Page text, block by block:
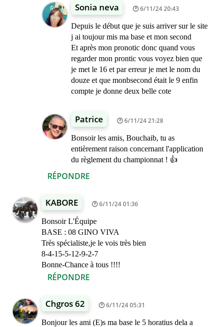
RÉPONDRE
Sonia neva 6/11/24 20:43
Depuis le début que je suis arriver sur le site
j ai toujour mis ma base et mon second
Et après mon pronotic donc quand vous
regarder mon prontic vous voyez bien que
je met le 16 et par erreur je met le nom du
douze et que monbsecond était le 9 enfin
compte je donne deux belle cote
Patrice 6/11/24 21:28
Bonsoir les amis, Bouchaib, tu as
entièrement raison concernant l'application
du règlement du championnat ! 👍
KABORE 6/11/24 01:36
Bonsoir L'Équipe
BASE : 08 GINO VIVA
Très spécialiste,je le vois très bien
8-4-15-5-12-9-2-7
Bonne-Chance à tous !!!!
RÉPONDRE
Chgros 62 6/11/24 05:31
Bonjour les ami (E)s ma base le 5 horatius dela a